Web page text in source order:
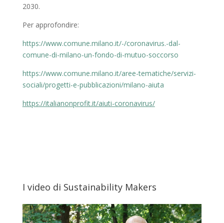
2030.
Per approfondire:
https://www.comune.milano.it/-/coronavirus.-dal-
comune-di-milano-un-fondo-di-mutuo-soccorso
https://www.comune.milano.it/aree-tematiche/servizi-
sociali/progetti-e-pubblicazioni/milano-aiuta
https://italianonprofit.it/aiuti-coronavirus/
I video di Sustainability Makers